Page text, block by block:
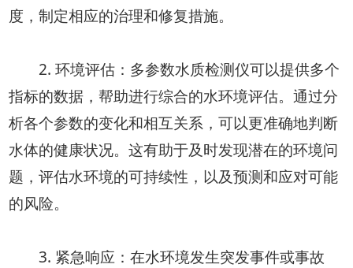
度，制定相应的治理和修复措施。
2. 环境评估：多参数水质检测仪可以提供多个
指标的数据，帮助进行综合的水环境评估。通过分
析各个参数的变化和相互关系，可以更准确地判断
水体的健康状况。这有助于及时发现潜在的环境问
题，评估水环境的可持续性，以及预测和应对可能
的风险。
3. 紧急响应：在水环境发生突发事件或事故